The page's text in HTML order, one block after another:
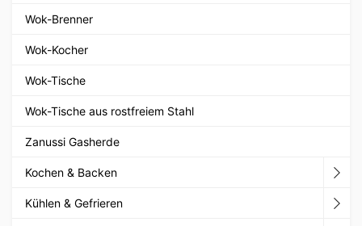
Wok-Brenner
Wok-Kocher
Wok-Tische
Wok-Tische aus rostfreiem Stahl
Zanussi Gasherde
Kochen & Backen
Kühlen & Gefrieren